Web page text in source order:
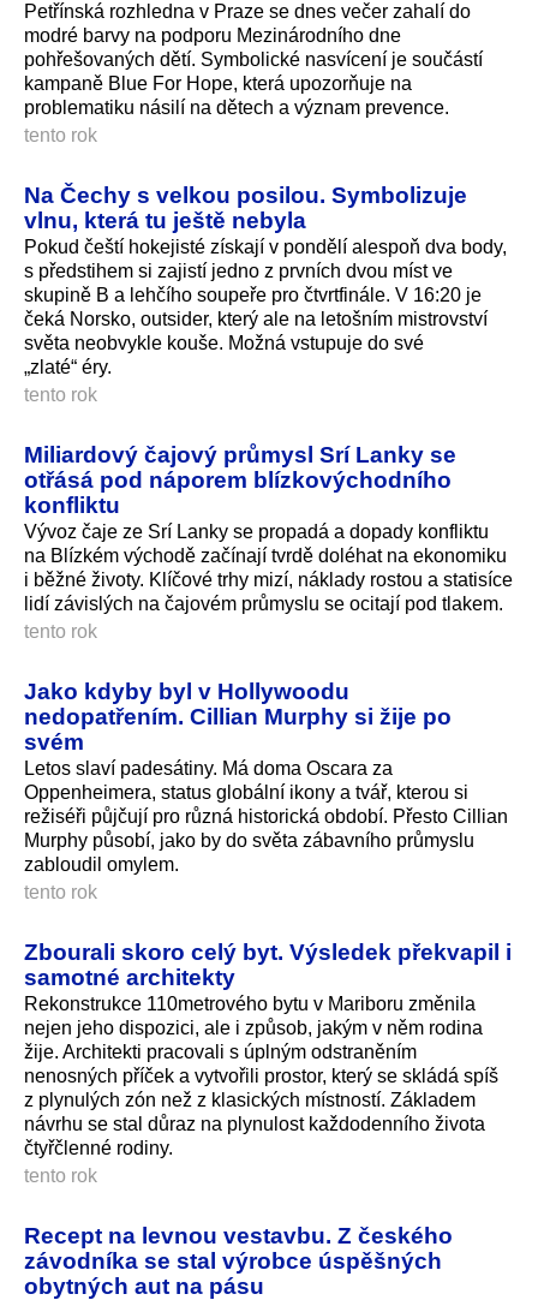
Petřínská rozhledna v Praze se dnes večer zahalí do
modré barvy na podporu Mezinárodního dne
pohřešovaných dětí. Symbolické nasvícení je součástí
kampaně Blue For Hope, která upozorňuje na
problematiku násilí na dětech a význam prevence.
tento rok
Na Čechy s velkou posilou. Symbolizuje
vlnu, která tu ještě nebyla
Pokud čeští hokejisté získají v pondělí alespoň dva body,
s předstihem si zajistí jedno z prvních dvou míst ve
skupině B a lehčího soupeře pro čtvrtfinále. V 16:20 je
čeká Norsko, outsider, který ale na letošním mistrovství
světa neobvykle kouše. Možná vstupuje do své
„zlaté“ éry.
tento rok
Miliardový čajový průmysl Srí Lanky se
otřásá pod náporem blízkovýchodního
konfliktu
Vývoz čaje ze Srí Lanky se propadá a dopady konfliktu
na Blízkém východě začínají tvrdě doléhat na ekonomiku
i běžné životy. Klíčové trhy mizí, náklady rostou a statisíce
lidí závislých na čajovém průmyslu se ocitají pod tlakem.
tento rok
Jako kdyby byl v Hollywoodu
nedopatřením. Cillian Murphy si žije po
svém
Letos slaví padesátiny. Má doma Oscara za
Oppenheimera, status globální ikony a tvář, kterou si
režiséři půjčují pro různá historická období. Přesto Cillian
Murphy působí, jako by do světa zábavního průmyslu
zabloudil omylem.
tento rok
Zbourali skoro celý byt. Výsledek překvapil i
samotné architekty
Rekonstrukce 110metrového bytu v Mariboru změnila
nejen jeho dispozici, ale i způsob, jakým v něm rodina
žije. Architekti pracovali s úplným odstraněním
nenosných příček a vytvořili prostor, který se skládá spíš
z plynulých zón než z klasických místností. Základem
návrhu se stal důraz na plynulost každodenního života
čtyřčlenné rodiny.
tento rok
Recept na levnou vestavbu. Z českého
závodníka se stal výrobce úspěšných
obytných aut na pásu